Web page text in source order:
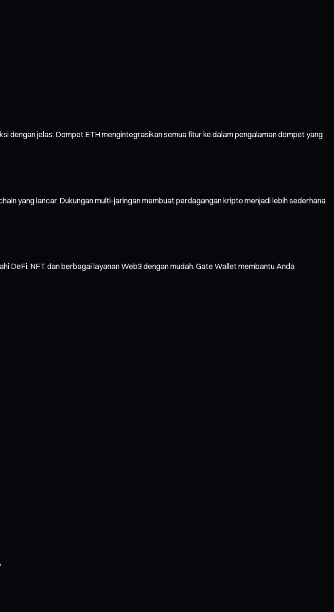
dengan jelas. Dompet ETH mengintegrasikan semua fitur ke dalam pengalaman dompet yang
yang lancar. Dukungan multi-jaringan membuat perdagangan kripto menjadi lebih sederhana
DeFi, NFT, dan berbagai layanan Web3 dengan mudah. Gate Wallet membantu Anda